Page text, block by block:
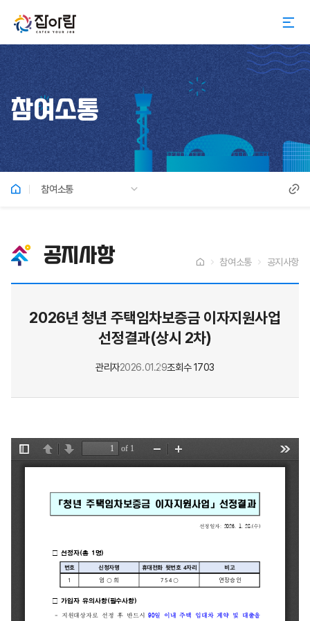
참여소통
참여소통
공지사항 참여소통 공지사항
2026년 청년 주택임차보증금 이자지원사업
선정결과(상시 2차)
관리자2026.01.29조회수 1703